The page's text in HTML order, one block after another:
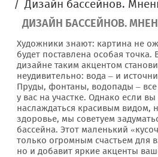
ДИЗАЙН БАССЕЙНОВ.
Художники знают: картина не
будет поставлена особая
дизайне таким акцентом
неудивительно: вода – и
Пруды, фонтаны, водопады – все
у вас на участке. Однако если
наслаждаться красивым видом,
здоровье, мы советуем
бассейна. Этот маленький
только огромным счастьем для
но и добавит яркие акценты